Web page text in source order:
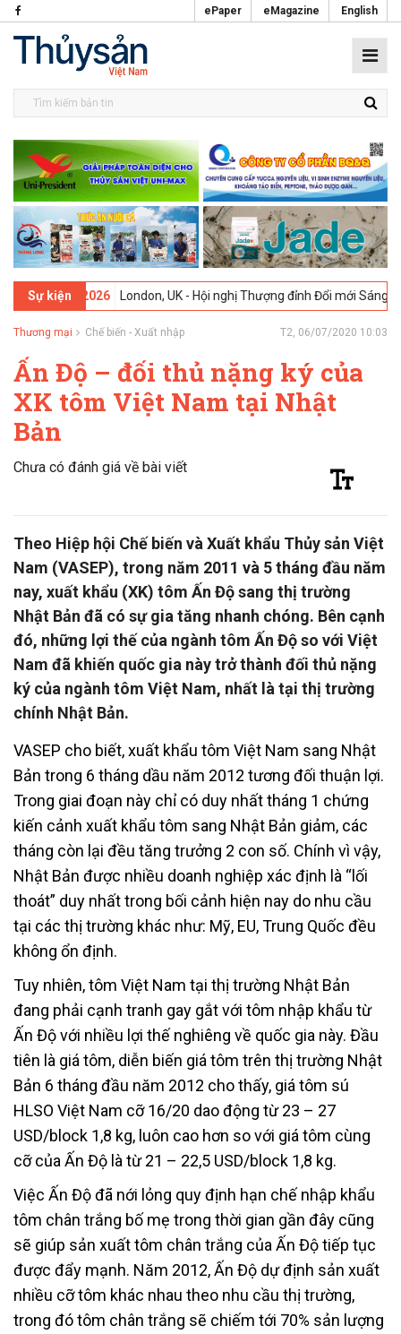
ePaper eMagazine English
Sự kiện
02-2026 London, UK - Hội nghị Thượng đỉnh Đổi mới Sáng tạo
Thương mại Chế biến - Xuất nhập T2, 06/07/2020 10:03
Ấn Độ – đối thủ nặng ký của
XK tôm Việt Nam tại Nhật
Bản
Chưa có đánh giá về bài viết
Theo Hiệp hội Chế biến và Xuất khẩu Thủy sản Việt
Nam (VASEP), trong năm 2011 và 5 tháng đầu năm
nay, xuất khẩu (XK) tôm Ấn Độ sang thị trường
Nhật Bản đã có sự gia tăng nhanh chóng. Bên cạnh
đó, những lợi thế của ngành tôm Ấn Độ so với Việt
Nam đã khiến quốc gia này trở thành đối thủ nặng
ký của ngành tôm Việt Nam, nhất là tại thị trường
chính Nhật Bản.
VASEP cho biết, xuất khẩu tôm Việt Nam sang Nhật
Bản trong 6 tháng dầu năm 2012 tương đối thuận lợi.
Trong giai đoạn này chỉ có duy nhất tháng 1 chứng
kiến cảnh xuất khẩu tôm sang Nhật Bản giảm, các
tháng còn lại đều tăng trưởng 2 con số. Chính vì vậy,
Nhật Bản được nhiều doanh nghiệp xác định là “lối
thoát” duy nhất trong bối cảnh hiện nay do nhu cầu
tại các thị trường khác như: Mỹ, EU, Trung Quốc đều
không ổn định.
Tuy nhiên, tôm Việt Nam tại thị trường Nhật Bản
đang phải cạnh tranh gay gắt với tôm nhập khẩu từ
Ấn Độ với nhiều lợi thế nghiêng về quốc gia này. Đầu
tiên là giá tôm, diễn biến giá tôm trên thị trường Nhật
Bản 6 tháng đầu năm 2012 cho thấy, giá tôm sú
HLSO Việt Nam cỡ 16/20 dao động từ 23 – 27
USD/block 1,8 kg, luôn cao hơn so với giá tôm cùng
cỡ của Ấn Độ là từ 21 – 22,5 USD/block 1,8 kg.
Việc Ấn Độ đã nới lỏng quy định hạn chế nhập khẩu
tôm chân trắng bố mẹ trong thời gian gần đây cũng
sẽ giúp sản xuất tôm chân trắng của Ấn Độ tiếp tục
được đẩy mạnh. Năm 2012, Ấn Độ dự định sản xuất
nhiều cỡ tôm khác nhau theo nhu cầu thị trường,
trong đó tôm chân trắng sẽ chiếm tới 70% sản lượng